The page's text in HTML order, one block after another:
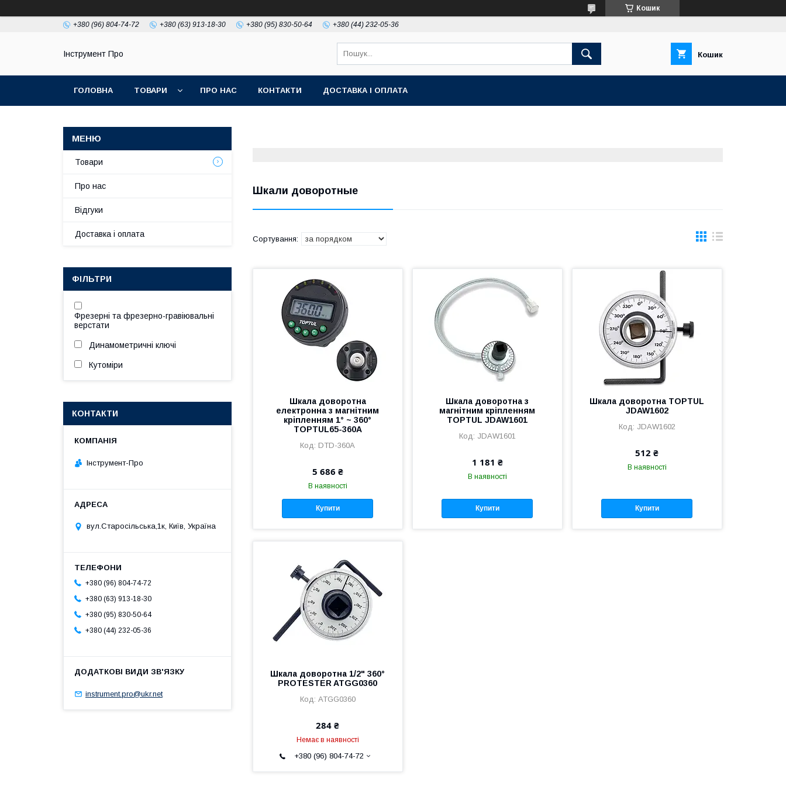
Кошик
+380 (96) 804-74-72 +380 (63) 913-18-30 +380 (95) 830-50-64 +380 (44) 232-05-36
Інструмент Про Кошик
ГОЛОВНА ТОВАРИ ПРО НАС КОНТАКТИ ДОСТАВКА І ОПЛАТА
Шкали доворотные
Шкала доворотна
електронна з магнітним
кріпленням 1° ~ 360°
TOPTUL65-360A
DTD-360A
5 686 ₴
В наявності
Купити
Шкала доворотна з
магнітним кріпленням
TOPTUL JDAW1601
JDAW1601
1 181 ₴
В наявності
Купити
Шкала доворотна TOPTUL
JDAW1602
JDAW1602
512 ₴
В наявності
Купити
Шкала доворотна 1/2" 360°
PROTESTER ATGG0360
ATGG0360
284 ₴
Немає в наявності
+380 (96) 804-74-72
Товари
Про нас
Відгуки
Доставка і оплата
ФІЛЬТРИ
Фрезерні та фрезерно-гравіювальні
верстати
Динамометричні ключі
Кутоміри
КОНТАКТИ
Інструмент-Про
вул.Старосільська,1к, Київ, Україна
+380 (96) 804-74-72
+380 (63) 913-18-30
+380 (95) 830-50-64
+380 (44) 232-05-36
instrument.pro@ukr.net